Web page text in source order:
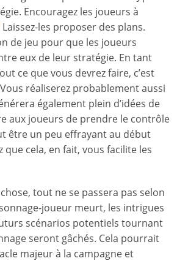
Encouragez les joueurs à
Laissez-les proposer des plans.
de jeu pour que les joueurs
eux de leur stratégie. En tant
ce que vous devrez faire, c’est
réaliserez probablement aussi
également plein d’idées de
aux joueurs de prendre le contrôle
être un peu effrayant au début
que cela, en fait, vous facilite les
tout ne se passera pas selon
joueur meurt, les intrigues
scénarios potentiels tournant
seront gâchés. Cela pourrait
majeur à la campagne et